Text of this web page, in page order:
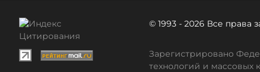
© 1993 - 2026 Все
Зарегистрировано
технологий и